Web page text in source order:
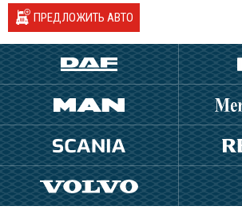
ПРЕДЛОЖИТЬ АВТО